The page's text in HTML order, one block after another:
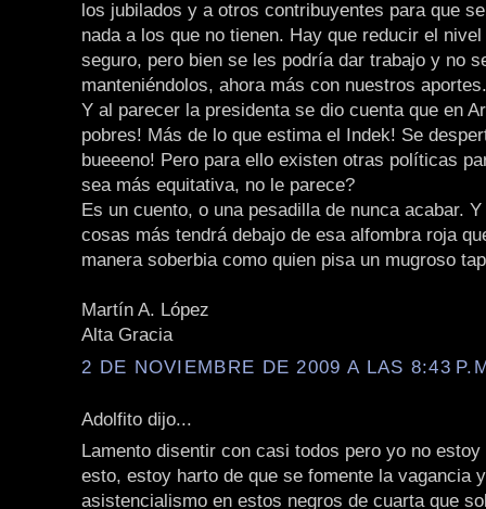
los jubilados y a otros contribuyentes para que
nada a los que no tienen. Hay que reducir el
seguro, pero bien se les podría dar trabajo y no
manteniéndolos, ahora más con nuestros aportes.
Y al parecer la presidenta se dio cuenta que en
pobres! Más de lo que estima el Indek! Se
bueeeno! Pero para ello existen otras políticas
sea más equitativa, no le parece?
Es un cuento, o una pesadilla de nunca acabar.
cosas más tendrá debajo de esa alfombra roja
manera soberbia como quien pisa un mugroso
Martín A. López
Alta Gracia
2 DE NOVIEMBRE DE 2009 A LAS 8:43
Adolfito dijo...
Lamento disentir con casi todos pero yo no
esto, estoy harto de que se fomente la vagancia
asistencialismo en estos negros de cuarta que